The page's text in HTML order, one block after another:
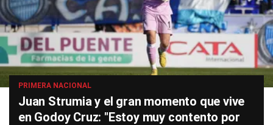
PRIMERA NACIONAL
Juan Strumia y el gran momento que vive
en Godoy Cruz: "Estoy muy contento por